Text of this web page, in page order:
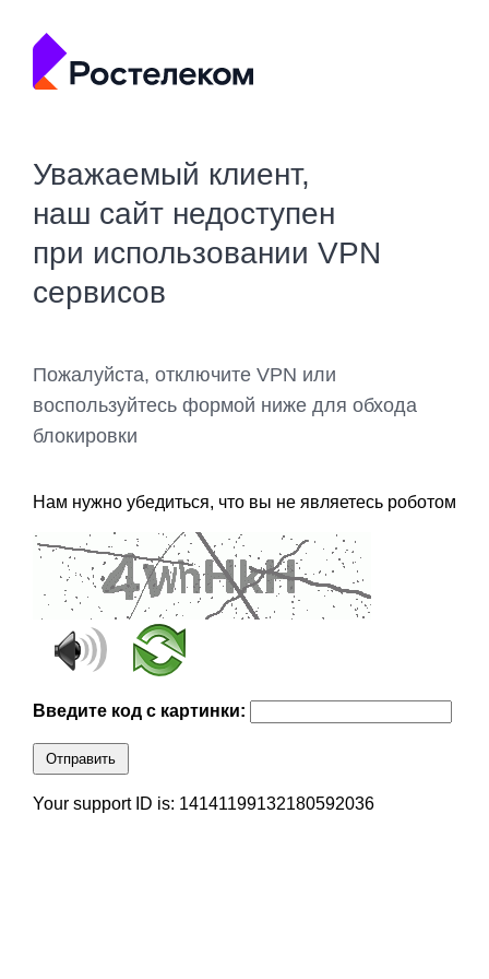
Уважаемый клиент,
наш сайт недоступен
при использовании VPN
сервисов
Пожалуйста, отключите VPN или
воспользуйтесь формой ниже для обхода
блокировки
Нам нужно убедиться, что вы не являетесь роботом
Введите код с картинки:
Отправить
Your support ID is: 14141199132180592036